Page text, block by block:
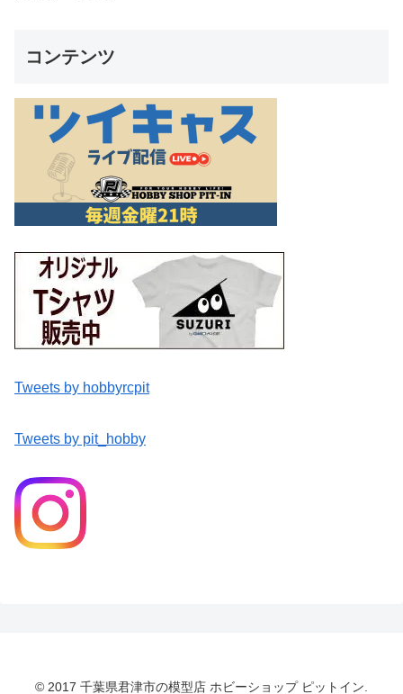
コンテンツ
Tweets by hobbyrcpit
Tweets by pit_hobby
© 2017 千葉県君津市の模型店 ホビーショップ ピットイン.